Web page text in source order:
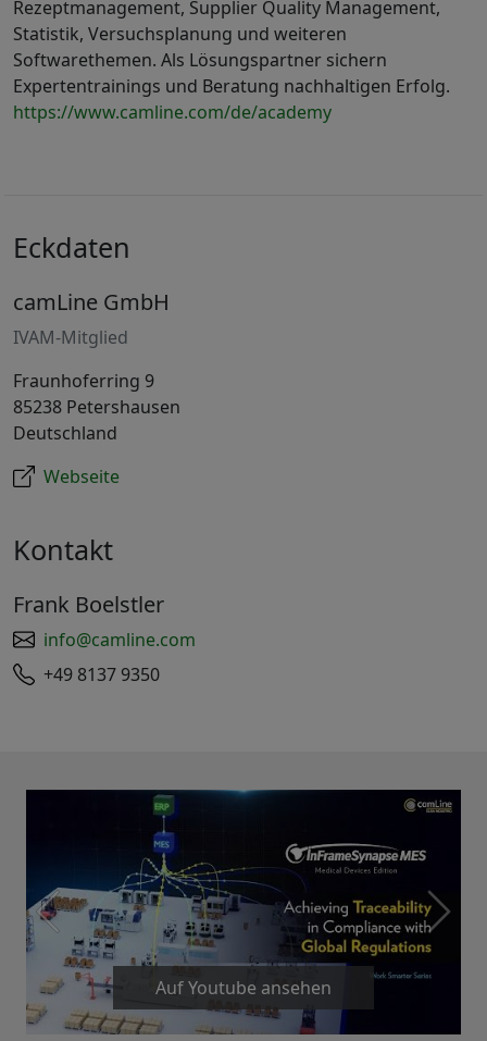
Rezeptmanagement, Supplier Quality Management,
Statistik, Versuchsplanung und weiteren
Softwarethemen. Als Lösungspartner sichern
Expertentrainings und Beratung nachhaltigen Erfolg.
https://www.camline.com/de/academy
Eckdaten
camLine GmbH
IVAM-Mitglied
Fraunhoferring 9
85238 Petershausen
Deutschland
Webseite
Kontakt
Frank Boelstler
info@camline.com
+49 8137 9350
Auf Youtube ansehen